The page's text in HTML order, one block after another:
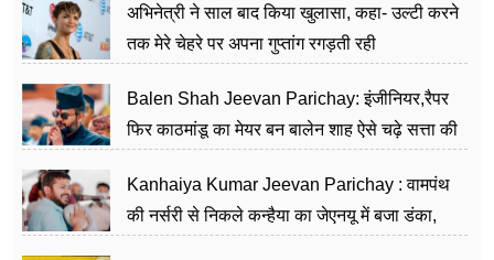
अभिनेत्री ने साल बाद किया खुलासा, कहा- उल्टी करने
तक मेरे चेहरे पर अपना गुप्तांग रगड़ती रही
Balen Shah Jeevan Parichay: इंजीनियर,रैपर
फिर काठमांडू का मेयर बन बालेन शाह ऐसे चढ़े सत्ता की
Kanhaiya Kumar Jeevan Parichay : वामपंथ
की नर्सरी से निकले कन्हैया का जेएनयू में बजा डंका,